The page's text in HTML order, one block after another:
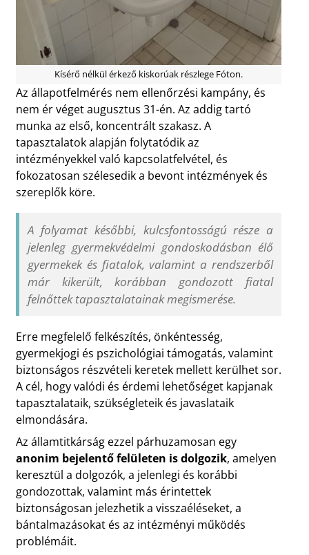
Kísérő nélkül érkező kiskorúak részlege Fóton.
Az állapotfelmérés nem ellenőrzési kampány, és
nem ér véget augusztus 31-én. Az addig tartó
munka az első, koncentrált szakasz. A
tapasztalatok alapján folytatódik az
intézményekkel való kapcsolatfelvétel, és
fokozatosan szélesedik a bevont intézmények és
szereplők köre.
A folyamat későbbi, kulcsfontosságú része a
jelenleg gyermekvédelmi gondoskodásban élő
gyermekek és fiatalok, valamint a rendszerből
már kikerült, korábban gondozott fiatal
felnőttek tapasztalatainak megismerése.
Erre megfelelő felkészítés, önkéntesség,
gyermekjogi és pszichológiai támogatás, valamint
biztonságos részvételi keretek mellett kerülhet sor.
A cél, hogy valódi és érdemi lehetőséget kapjanak
tapasztalataik, szükségleteik és javaslataik
elmondására.
Az államtitkárság ezzel párhuzamosan egy
anonim bejelentő felületen is dolgozik, amelyen
keresztül a dolgozók, a jelenlegi és korábbi
gondozottak, valamint más érintettek
biztonságosan jelezhetik a visszaéléseket, a
bántalmazásokat és az intézményi működés
problémáit.